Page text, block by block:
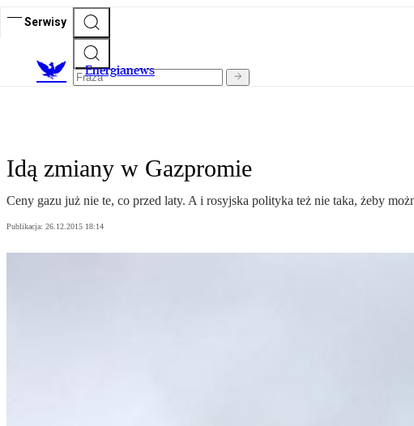
Serwisy
Energianews
Idą zmiany w Gazpromie
Ceny gazu już nie te, co przed laty. A i rosyjska polityka też nie taka, żeby
Publikacja: 26.12.2015 18:14